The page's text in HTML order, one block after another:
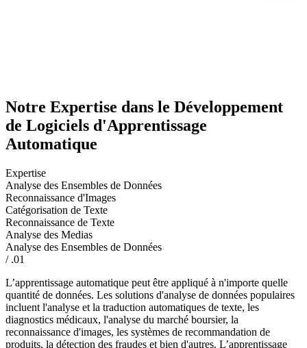
Notre Expertise dans le Développement
de Logiciels d'Apprentissage
Automatique
Expertise
Analyse des Ensembles de Données
Reconnaissance d'Images
Catégorisation de Texte
Reconnaissance de Texte
Analyse des Medias
Analyse des Ensembles de Données
/ .01
L’apprentissage automatique peut être appliqué à n'importe quelle
quantité de données. Les solutions d'analyse de données populaires
incluent l'analyse et la traduction automatiques de texte, les
diagnostics médicaux, l'analyse du marché boursier, la
reconnaissance d'images, les systèmes de recommandation de
produits, la détection des fraudes et bien d'autres. L’apprentissage